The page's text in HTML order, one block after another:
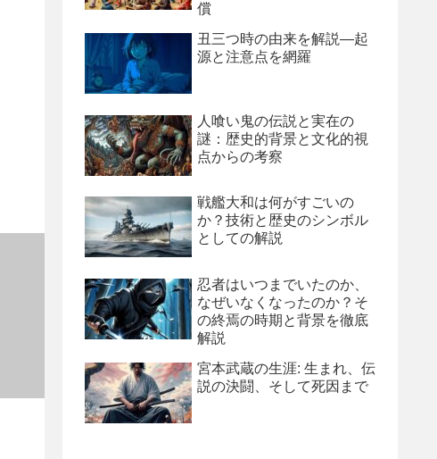
償
丑三つ時の由来を解説―起
源と注意点を網羅
人喰い鬼の伝説と実在の
謎：歴史的背景と文化的視
点からの考察
戦艦大和は何がすごいの
か？技術と歴史のシンボル
としての解説
忍者はいつまでいたのか、
なぜいなくなったのか？そ
の終焉の時期と背景を徹底
解説
宮本武蔵の生涯: 生まれ、伝
説の決闘、そして死因まで